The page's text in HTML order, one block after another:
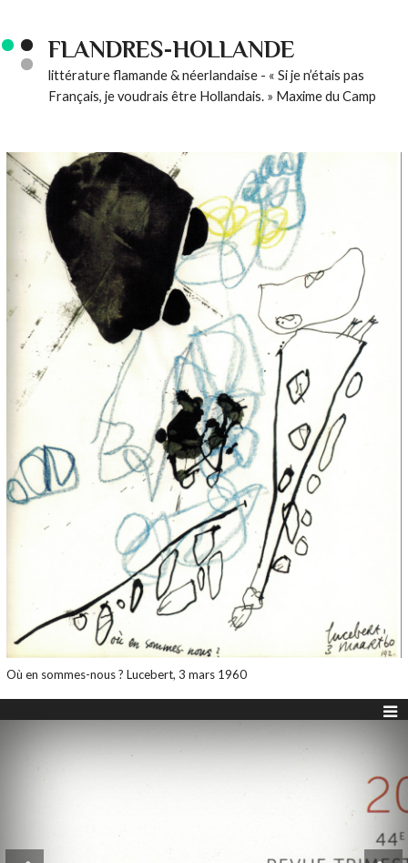
FLANDRES-HOLLANDE
littérature flamande & néerlandaise - « Si je n’étais pas
Français, je voudrais être Hollandais. » Maxime du Camp
Où en sommes-nous ? Lucebert, 3 mars 1960